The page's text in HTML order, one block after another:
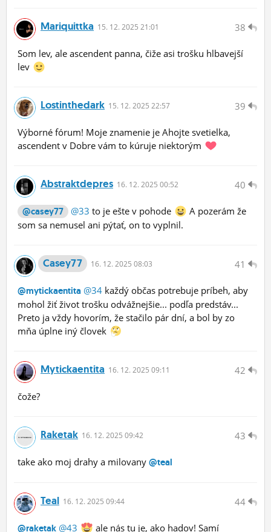
38
Mariquittka 15. 12. 2025 21:01
Som lev, ale ascendent panna, čiže asi trošku hlbavejší
lev
39
Lostinthedark 15. 12. 2025 22:57
Výborné fórum! Moje znamenie je Ahojte svetielka,
ascendent v Dobre vám to kúruje niektorým
40
Abstraktdepres 16. 12. 2025 00:52
@casey77 @33 to je ešte v pohode
A pozerám že
som sa nemusel ani pýtať, on to vyplnil.
41
Casey77 16. 12. 2025 08:03
@mytickaentita @34 každý občas potrebuje príbeh, aby
mohol žiť život trošku odvážnejšie... podľa predstáv...
Preto ja vždy hovorím, že stačilo pár dní, a bol by zo
mňa úplne iný človek
42
Mytickaentita 16. 12. 2025 09:11
čože?
43
Raketak 16. 12. 2025 09:42
take ako moj drahy a milovany @teal
44
Teal 16. 12. 2025 09:44
@raketak @43
ale nás tu je, ako hadov! Samí